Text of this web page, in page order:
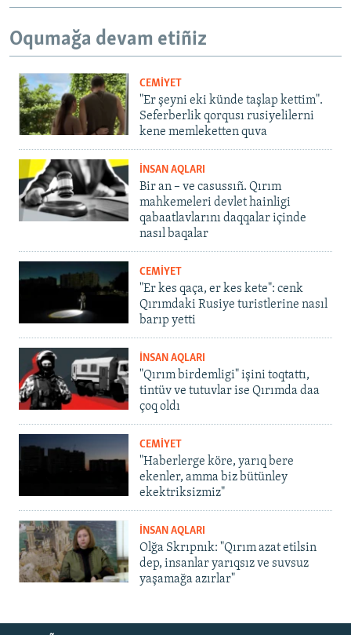
Oqumağa devam etiñiz
CEMİYET
"Er şeyni eki künde taşlap kettim".
Seferberlik qorqusı rusiyelilerni
kene memleketten quva
İNSAN AQLARI
Bir an – ve casussıñ. Qırım
mahkemeleri devlet hainligi
qabaatlavlarını daqqalar içinde
nasıl baqalar
CEMİYET
"Er kes qaça, er kes kete": cenk
Qırımdaki Rusiye turistlerine nasıl
barıp yetti
İNSAN AQLARI
"Qırım birdemligi" işini toqtattı,
tintüv ve tutuvlar ise Qırımda daa
çoq oldı
CEMİYET
"Haberlerge köre, yarıq bere
ekenler, amma biz bütünley
ekektriksizmiz"
İNSAN AQLARI
Olğa Skrıpnık: "Qırım azat etilsin
dep, insanlar yarıqsız ve suvsuz
yaşamağa azırlar"